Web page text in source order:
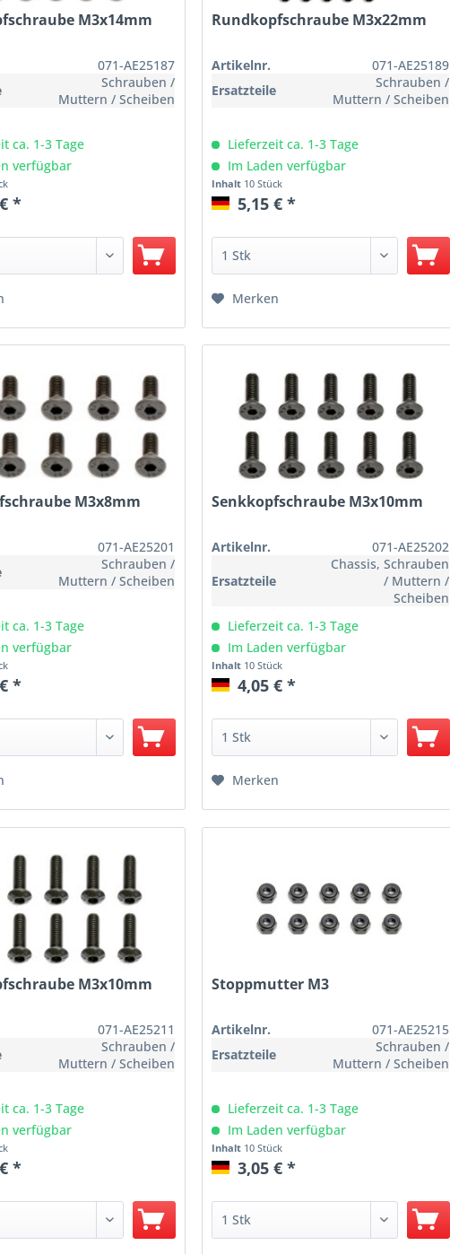
M3x14mm
071-AE25187
Schrauben /
Muttern / Scheiben
ca. 1-3 Tage
verfügbar
*
Rundkopfschraube M3x22mm
Artikelnr.
071-AE25189
Ersatzteile
Schrauben /
Muttern / Scheiben
Lieferzeit ca. 1-3 Tage
Im Laden verfügbar
Inhalt 10 Stück
5,15 € *
Merken
M3x8mm
071-AE25201
Schrauben /
Muttern / Scheiben
ca. 1-3 Tage
verfügbar
*
Senkkopfschraube M3x10mm
Artikelnr.
071-AE25202
Ersatzteile
Chassis, Schrauben
/ Muttern /
Scheiben
Lieferzeit ca. 1-3 Tage
Im Laden verfügbar
Inhalt 10 Stück
4,05 € *
Merken
M3x10mm
071-AE25211
Schrauben /
Muttern / Scheiben
ca. 1-3 Tage
verfügbar
*
Stoppmutter M3
Artikelnr.
071-AE25215
Ersatzteile
Schrauben /
Muttern / Scheiben
Lieferzeit ca. 1-3 Tage
Im Laden verfügbar
Inhalt 10 Stück
3,05 € *